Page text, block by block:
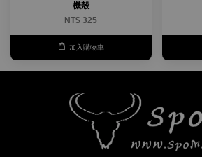
機殼
NT$ 325
加入購物車